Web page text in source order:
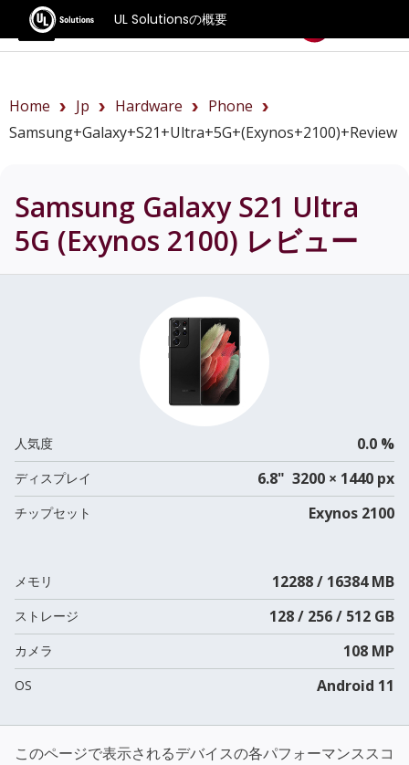
UL Solutionsの概要
ベンチマーク
Home Jp Hardware
Phone
Samsung+Galaxy+S21+Ultra+5G+(Exynos+2100)+review
Samsung Galaxy S21 Ultra
5G (Exynos 2100) レビュー
人気度 0.0 %
ディスプレイ 6.8" 3200 × 1440 px
チップセット Exynos 2100
メモリ 12288 / 16384 MB
ストレージ 128 / 256 / 512 GB
カメラ 108 MP
OS Android 11
このページで表示されるデバイスの各パフォーマンススコ